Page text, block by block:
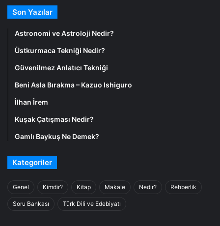
Son Yazılar
Astronomi ve Astroloji Nedir?
Üstkurmaca Tekniği Nedir?
Güvenilmez Anlatıcı Tekniği
Beni Asla Bırakma – Kazuo Ishiguro
İlhan İrem
Kuşak Çatışması Nedir?
Gamlı Baykuş Ne Demek?
Kategoriler
Genel Kimdir? Kitap Makale Nedir? Rehberlik
Soru Bankası Türk Dili ve Edebiyatı